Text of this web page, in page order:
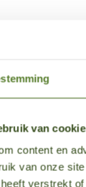
van
content en
van onze
verstrekt